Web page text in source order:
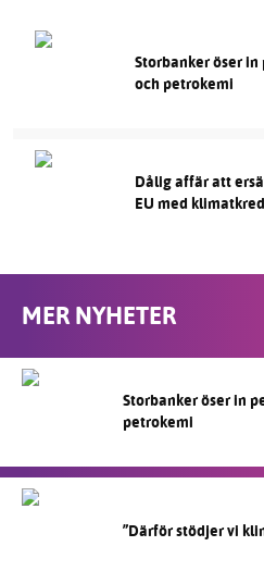
Storbanker öser
och petrokemi
Dålig affär att
EU med
MER NYHETER
Storbanker öser in
petrokemi
”Därför stödjer vi